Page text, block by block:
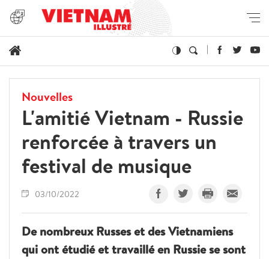
Nouvelles
L'amitié Vietnam - Russie
renforcée à travers un
festival de musique
03/10/2022
De nombreux Russes et des Vietnamiens
qui ont étudié et travaillé en Russie se sont